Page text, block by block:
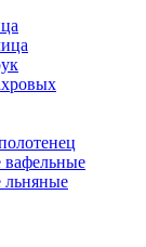
вафельные
льняные